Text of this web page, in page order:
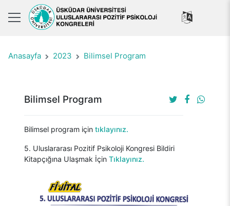
Anasayfa 2023 Bilimsel Program
Bilimsel Program
Bilimsel program için tıklayınız.
5. Uluslararası Pozitif Psikoloji Kongresi Bildiri
Kitapçığına Ulaşmak İçin Tıklayınız.